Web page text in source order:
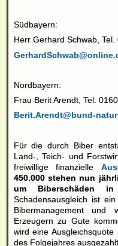
Südbayern:
Herr Gerhard Schwab,
Nordbayern:
Frau Berit Arendt, Tel.
Berit.Arendt@bund-
Für die durch Biber
Land-, Teich- und
freiwillige finanzielle
450.000 stehen nun
um Biberschäden in
Schadensausgleich ist
Bibermanagement
Erzeugern zu Gute
wird eine
des Folgejahres